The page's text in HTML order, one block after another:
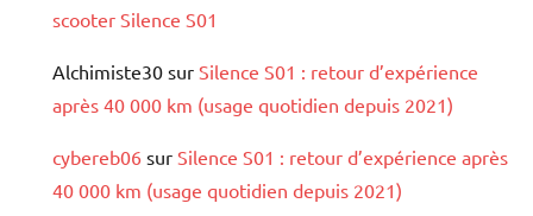
scooter Silence S01
Alchimiste30 sur Silence S01 : retour d’expérience
après 40 000 km (usage quotidien depuis 2021)
cybereb06 sur Silence S01 : retour d’expérience après
40 000 km (usage quotidien depuis 2021)